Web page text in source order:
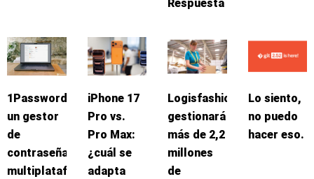
Respuesta
1Password:
un gestor
de
contraseñas
multiplataforma
iPhone 17
Pro vs.
Pro Max:
¿cuál se
adapta
Logisfashion
gestionará
más de 2,2
millones
de
Lo siento,
no puedo
hacer eso.